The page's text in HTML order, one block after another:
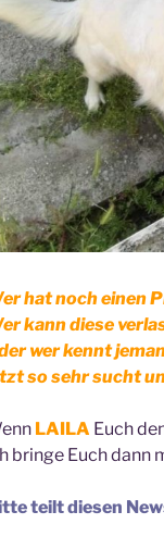
hat noch einen
kann diese
wer kennt
so sehr sucht
LAILA Euch
bringe Euch dann
teilt diesen